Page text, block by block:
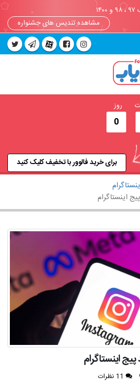
مشاهده تندیس های جشنواره
0
روز
برای خرید فالوور با تخفیف کلیک کنید
اینستاگرام
اینستاگرام